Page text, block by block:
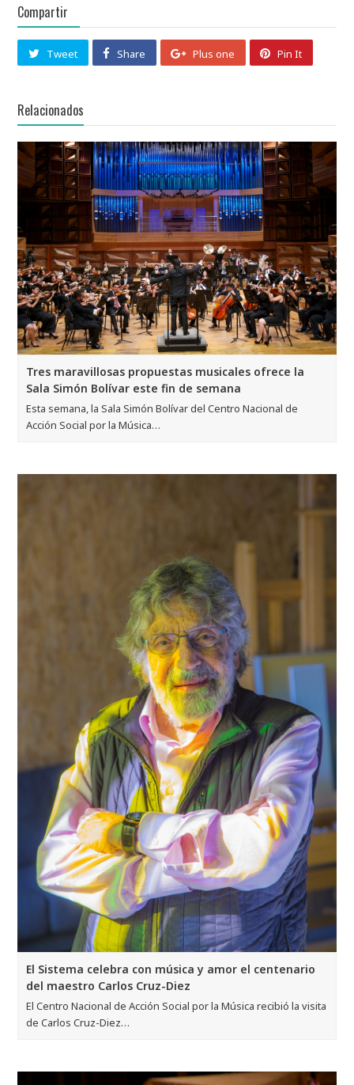
Compartir
Tweet Share Plus one Pin It
Relacionados
Tres maravillosas propuestas musicales ofrece la
Sala Simón Bolívar este fin de semana
Esta semana, la Sala Simón Bolívar del Centro Nacional de
Acción Social por la Música…
El Sistema celebra con música y amor el centenario
del maestro Carlos Cruz-Diez
El Centro Nacional de Acción Social por la Música recibió la visita
de Carlos Cruz-Diez…